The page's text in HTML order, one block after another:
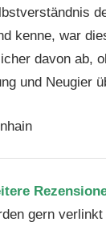
kenne, war
davon ab,
und Neugier
gern verlinkt